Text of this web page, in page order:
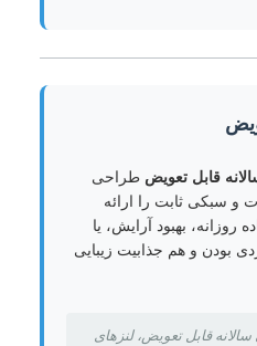
قابل تعویض طراحی
و سبکی ثابت را ارائه
بهبود آرایش، یا
بودن و هم جذابیت زیبایی
قابل تعویض، لنزهای